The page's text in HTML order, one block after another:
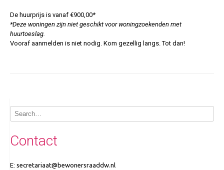
De huurprijs is vanaf €900,00*
*Deze woningen zijn niet geschikt voor woningzoekenden met
huurtoeslag.
Vooraf aanmelden is niet nodig. Kom gezellig langs. Tot dan!
Contact
E: secretariaat@bewonersraaddw.nl